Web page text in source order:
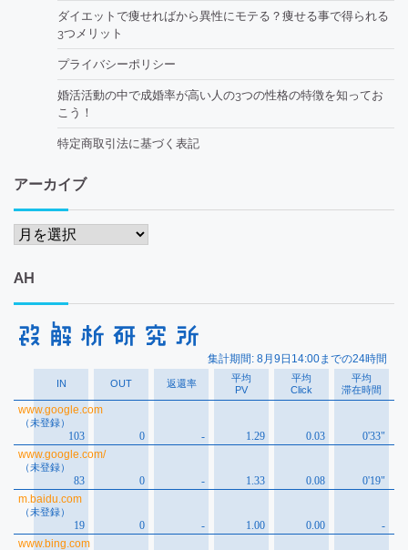
ダイエットで痩せればから異性にモテる？痩せる事で得られる
3つメリット
プライバシーポリシー
婚活活動の中で成婚率が高い人の3つの性格の特徴を知ってお
こう！
特定商取引法に基づく表記
アーカイブ
ア
カ
イ
AH